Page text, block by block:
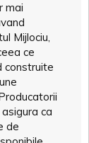
mai
Mijlociu,
ce
construite
ca
de